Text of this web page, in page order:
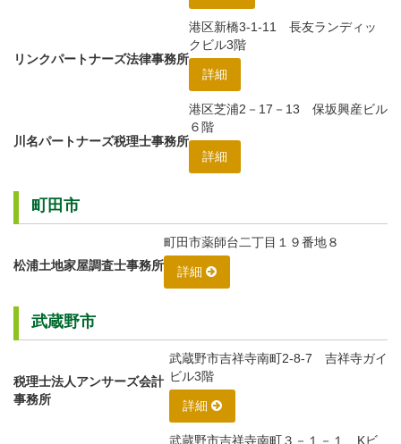
リンクパートナーズ法律事務所
港区新橋3-1-11 長友ランディッ
クビル3階
詳細
川名パートナーズ税理士事務所
港区芝浦2－17－13 保坂興産ビル
６階
詳細
町田市
松浦土地家屋調査士事務所
町田市薬師台二丁目１９番地８
詳細
武蔵野市
税理士法人アンサーズ会計
事務所
武蔵野市吉祥寺南町2-8-7 吉祥寺ガイ
ビル3階
詳細
武蔵野市吉祥寺南町３－１－１ Kビ